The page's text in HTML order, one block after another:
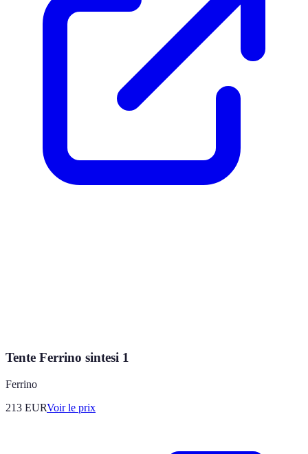
Tente Ferrino sintesi 1
Ferrino
213 EURVoir le prix